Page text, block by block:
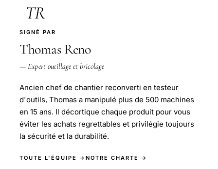
TR
SIGNÉ PAR
Thomas Reno
— Expert outillage et bricolage
Ancien chef de chantier reconverti en testeur
d'outils, Thomas a manipulé plus de 500 machines
en 15 ans. Il décortique chaque produit pour vous
éviter les achats regrettables et privilégie toujours
la sécurité et la durabilité.
TOUTE L'ÉQUIPE → NOTRE CHARTE →